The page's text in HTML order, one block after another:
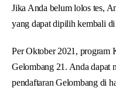
Jika Anda belum lolos tes,
yang dapat dipilih kembali
Per Oktober 2021, program
Gelombang 21. Anda dapat
pendaftaran Gelombang di